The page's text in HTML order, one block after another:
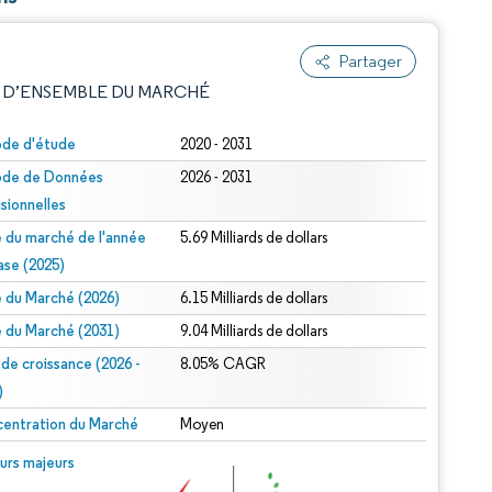
Partager
DU MARCHÉ
d'étude 2020 - 2031
de Données
2026 - 2031
du marché de l'année
(2025)
5.69 Milliards de dollars
du Marché (2026) 6.15 Milliards de dollars
du Marché (2031) 9.04 Milliards de dollars
croissance (2026 -
8.05% CAGR
du Marché Moyen
majeurs
© Mordor Intelligence. La réutilisation nécessite une attribution sous CC BY 4.0.
sous CC BY 4.0.